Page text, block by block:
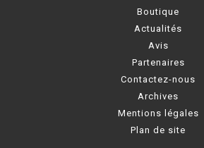
TABLE 700 VITRÉE
TABLE CONGÉLATEUR
SOUBASSEMENT RÉFRIGÉRÉ
TABLE DE PRÉPARATION
Boutique
Actualités
Avis
Partenaires
Contactez-nous
Archives
Mentions légales
Plan de site